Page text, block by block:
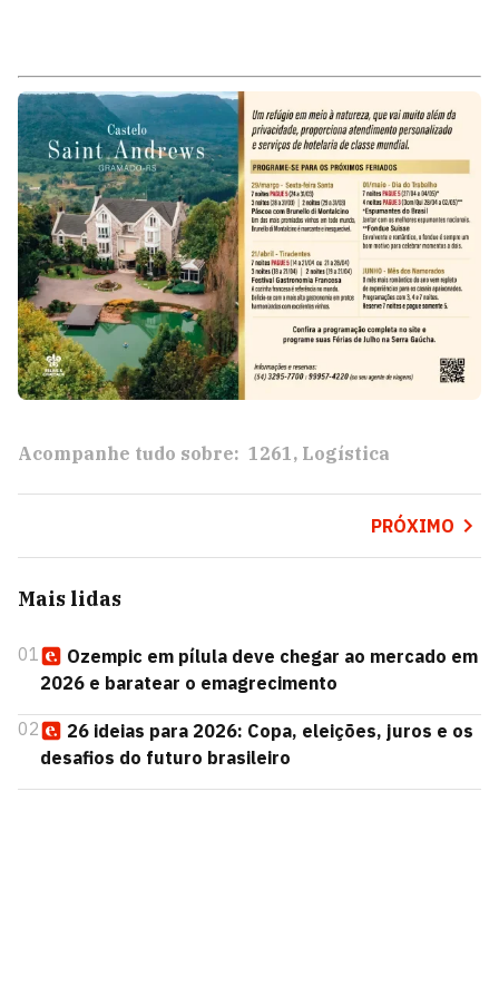
Acompanhe tudo sobre: 1261 Logística
PRÓXIMO
Mais lidas
01
Ozempic em pílula deve chegar ao mercado em
2026 e baratear o emagrecimento
02
26 ideias para 2026: Copa, eleições, juros e os
desafios do futuro brasileiro